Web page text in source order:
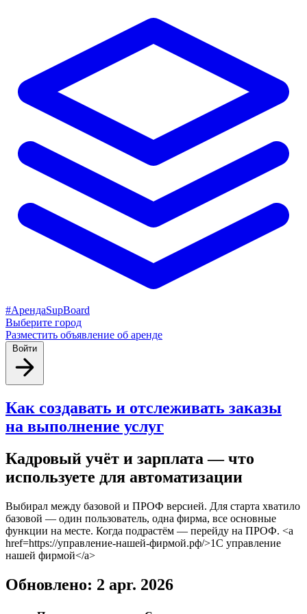
#АрендаSupBoard
Выберите город
Разместить объявление об аренде
Войти
Как создавать и отслеживать заказы
на выполнение услуг
Кадровый учёт и зарплата — что
используете для автоматизации
Выбирал между базовой и ПРОФ версией. Для старта хватило
базовой — один пользователь, одна фирма, все основные
функции на месте. Когда подрастём — перейду на ПРОФ. <a
href=https://управление-нашей-фирмой.рф/>1С управление
нашей фирмой</a>
Обновлено: 2 apr. 2026